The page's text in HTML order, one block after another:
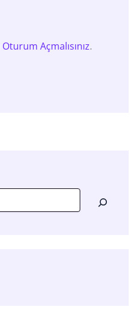
Oturum Açmalısınız.